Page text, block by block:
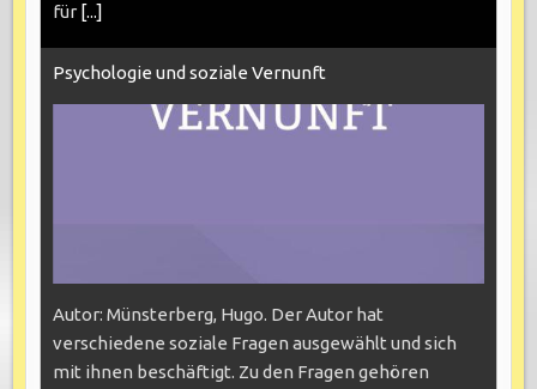
für [...]
Psychologie und soziale Vernunft
Autor: Münsterberg, Hugo. Der Autor hat
verschiedene soziale Fragen ausgewählt und sich
mit ihnen beschäftigt. Zu den Fragen gehören